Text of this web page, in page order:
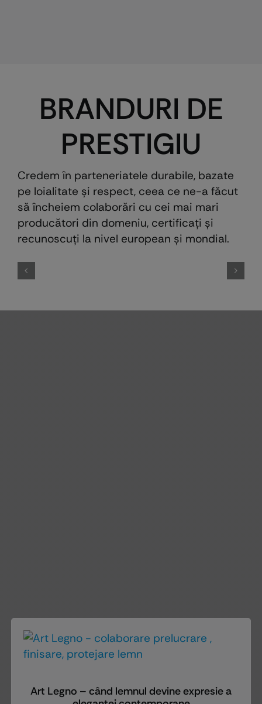
BRANDURI DE
PRESTIGIU
Credem în parteneriatele durabile, bazate
pe loialitate și respect, ceea ce ne-a făcut
să încheiem colaborări cu cei mai mari
producători din domeniu, certificaţi şi
recunoscuţi la nivel european şi mondial.
Art Legno – când lemnul devine expresie a